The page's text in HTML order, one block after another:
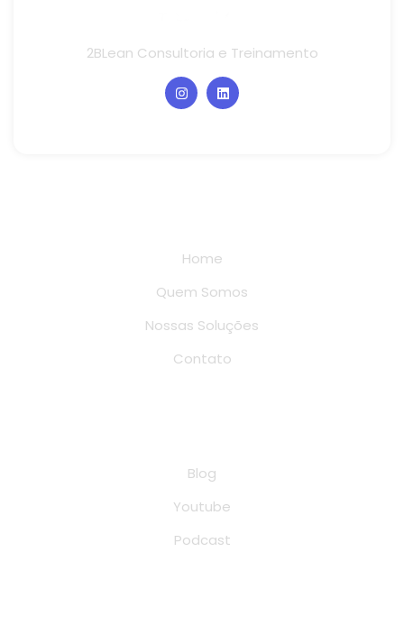
2BLean Consultoria e Treinamento
Home
Quem Somos
Nossas Soluções
Contato
Blog
Youtube
Podcast